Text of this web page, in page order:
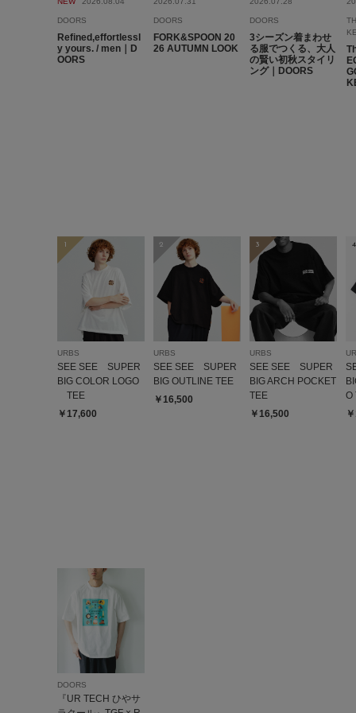
DOORS
Refined,effortlessl
y yours. / men｜D
OORS
DOORS
FORK&SPOON 20
26 AUTUMN LOOK
DOORS
3シーズン着まわせ
る服でつくる、大人
の賢い初秋スタイリ
ング｜DOORS
1
URBS
SEE SEE SUPER
BIG COLOR LOGO
TEE
￥17,600
2
URBS
SEE SEE SUPER
BIG OUTLINE TEE
￥16,500
3
URBS
SEE SEE SUPER
BIG ARCH POCKET
TEE
￥16,500
4
O
DOORS
『UR TECH ひやサ